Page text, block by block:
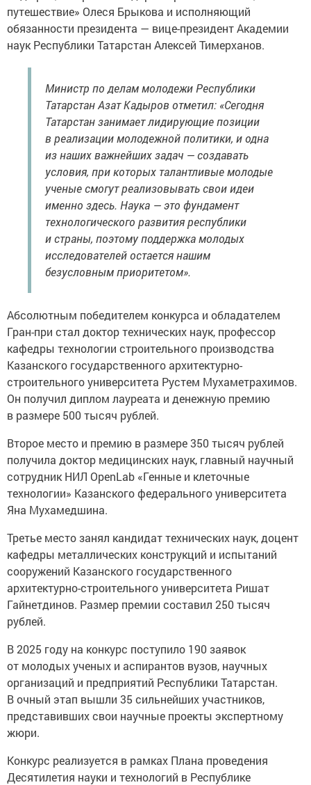
путешествие» Олеся Брыкова и исполняющий
обязанности президента — вице-президент Академии
наук Республики Татарстан Алексей Тимерханов.
Министр по делам молодежи Республики
Татарстан Азат Кадыров отметил: «Сегодня
Татарстан занимает лидирующие позиции
в реализации молодежной политики, и одна
из наших важнейших задач — создавать
условия, при которых талантливые молодые
ученые смогут реализовывать свои идеи
именно здесь. Наука — это фундамент
технологического развития республики
и страны, поэтому поддержка молодых
исследователей остается нашим
безусловным приоритетом».
Абсолютным победителем конкурса и обладателем
Гран-при стал доктор технических наук, профессор
кафедры технологии строительного производства
Казанского государственного архитектурно-
строительного университета Рустем Мухаметрахимов.
Он получил диплом лауреата и денежную премию
в размере 500 тысяч рублей.
Второе место и премию в размере 350 тысяч рублей
получила доктор медицинских наук, главный научный
сотрудник НИЛ OpenLab «Генные и клеточные
технологии» Казанского федерального университета
Яна Мухамедшина.
Третье место занял кандидат технических наук, доцент
кафедры металлических конструкций и испытаний
сооружений Казанского государственного
архитектурно-строительного университета Ришат
Гайнетдинов. Размер премии составил 250 тысяч
рублей.
В 2025 году на конкурс поступило 190 заявок
от молодых ученых и аспирантов вузов, научных
организаций и предприятий Республики Татарстан.
В очный этап вышли 35 сильнейших участников,
представивших свои научные проекты экспертному
жюри.
Конкурс реализуется в рамках Плана проведения
Десятилетия науки и технологий в Республике